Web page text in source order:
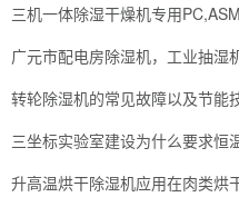
三机一体除湿干燥机专用
转轮除湿机的常见故障以及节能
三坐标实验室建设为什么要求恒